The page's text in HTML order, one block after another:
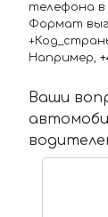
телефона
Формат
Например,
Ваши